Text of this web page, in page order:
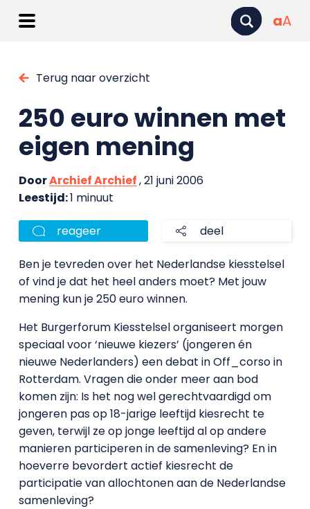
aA
Terug naar overzicht
250 euro winnen met
eigen mening
DoorArchief Archief, 21 juni 2006
Leestijd:1 minuut
reageer deel
Ben je tevreden over het Nederlandse kiesstelsel
of vind je dat het heel anders moet? Met jouw
mening kun je 250 euro winnen.
Het Burgerforum Kiesstelsel organiseert morgen
speciaal voor ‘nieuwe kiezers’ (jongeren én
nieuwe Nederlanders) een debat in Off_corso in
Rotterdam. Vragen die onder meer aan bod
komen zijn: Is het nog wel gerechtvaardigd om
jongeren pas op 18-jarige leeftijd kiesrecht te
geven, terwijl ze op jonge leeftijd al op andere
manieren participeren in de samenleving? En in
hoeverre bevordert actief kiesrecht de
participatie van allochtonen aan de Nederlandse
samenleving?